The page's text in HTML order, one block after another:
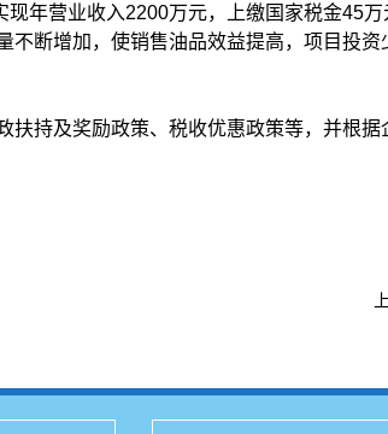
年营业收入2200万元，上缴国家税金45万
断增加，使销售油品效益提高，项目投
持及奖励政策、税收优惠政策等，并根据